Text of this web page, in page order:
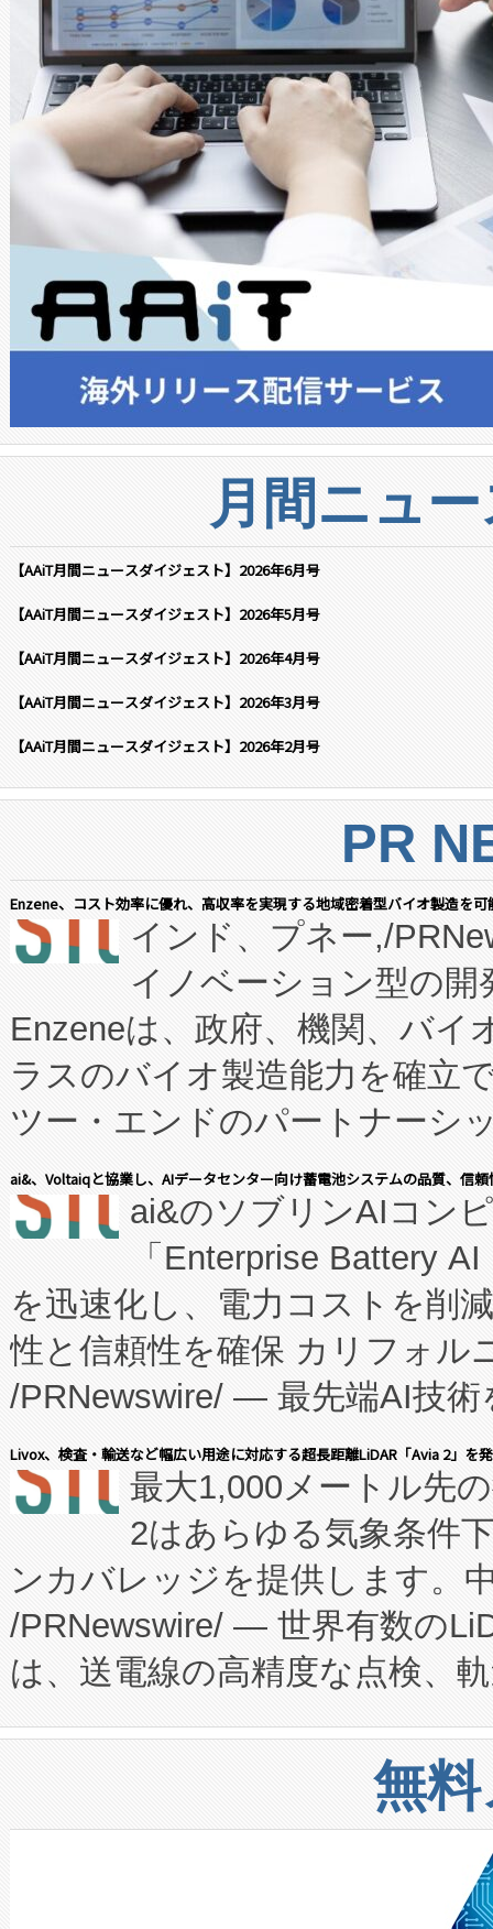
月間ニュ
【AAiT月間ニュースダイジェスト】2026年6月号
【AAiT月間ニュースダイジェスト】2026年5月号
【AAiT月間ニュースダイジェスト】2026年4月号
【AAiT月間ニュースダイジェスト】2026年3月号
【AAiT月間ニュースダイジェスト】2026年2月号
PR
Enzene、コスト効率に優れ、高収率を実現する地域密着型バイオ製造を
インド、プネー,/
イノベーション型の
Enzeneは、政府、機関、バイ
ラスのバイオ製造能力を確立
ツー・エンドのパートナーシ
表しました。 同社の実績ある
manufacturing™ (FCCM™) プ
たNeXは、バイオ医薬品製造
従来のフェッドバッチ施設の
に、患者やサプライチェーン
キー方式で拡張性が高く、持
す。FCCM‑を活用した現地生
患者にとっての費用負担を大
のアクセスを大幅に拡大する
Fully-Connected Continuous
プログラムには、施設設計・
に関する技術移転および知的
構造化トレーニングカリキュ
上げおよび商用化段階におけ
設備整備および立ち上げ調整
加組織は、Enzeneのバイオ
選定された製品について、自
ai&、Voltaiqと協業し、AIデータセンター向け蓄電池システムの品質、信
ai&のソブリンAIコン
「Enterprise Battery
を迅速化し、電力コストを削
性と信頼性を確保 カリフォル
/PRNewswire/ — 最先端AI技術
会社エーアイ・アンド：本社
President原信平）と、エンタ
ードするVoltaiqは、日本にあ
ーエネルギー貯蔵システム（
た。 Voltaiq独自のAI搭載プラ
定、統合、導入、運用に至る
安全性を追跡し、確保する事
増加しているデータセンター
る電力網に大きな負担をかけ
事業者の負担軽減という課題
系統連系を迅速にし、ピーク
Livox、検査・輸送など幅広い用途に対応する超長距離LiDAR「Avia 2」を
最大1,000メートル先
2はあらゆる気象条件
ンカバレッジを提供します。
/PRNewswire/ — 世界有数の
は、送電線の高精度な点検、
や穀物倉庫におけるバルク材
リューション「Avia 2」を発
したAvia 2は、1,000メート
狭視野のFOVを切り替えるこ
ケーブル、枝などの細かな対
無